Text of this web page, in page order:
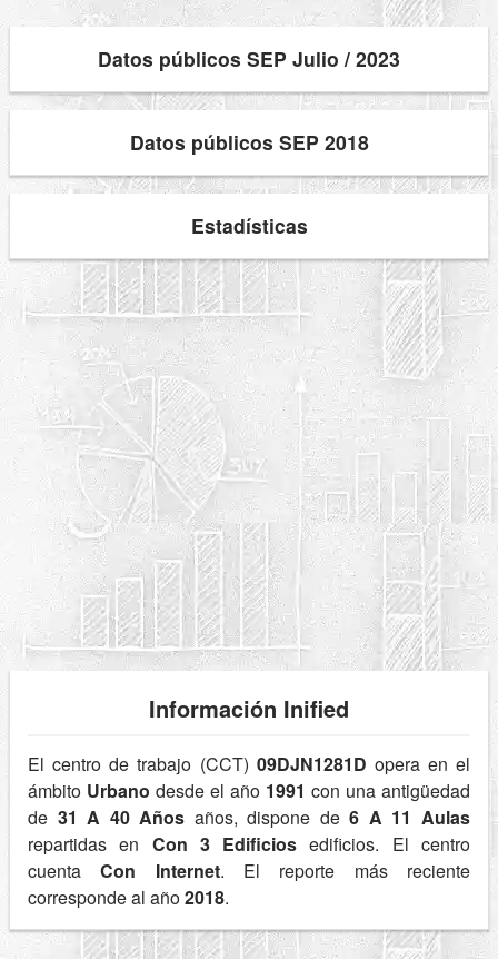
Datos públicos SEP Julio / 2023
Datos públicos SEP 2018
Estadísticas
Información Inified
El centro de trabajo (CCT) 09DJN1281D opera en el
ámbito Urbano desde el año 1991 con una antigüedad
de 31 A 40 Años años, dispone de6 A 11 Aulas
repartidas en Con 3 Edificios edificios. El centro
cuentaCon Internet. El reporte más reciente
corresponde al año2018.